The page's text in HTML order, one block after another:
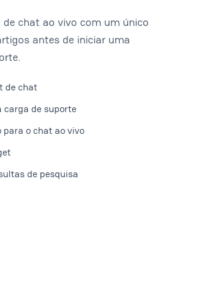
chat ao vivo com um único
antes de iniciar uma
de chat
carga de suporte
o chat ao vivo
de pesquisa